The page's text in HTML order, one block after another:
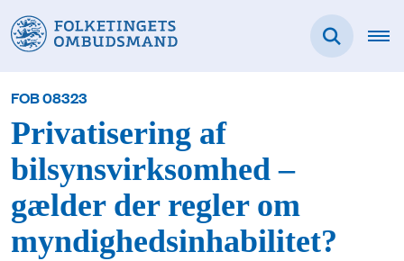
FOB 08323
Privatisering af
bilsynsvirksomhed –
gælder der regler om
myndighedsinhabilitet?